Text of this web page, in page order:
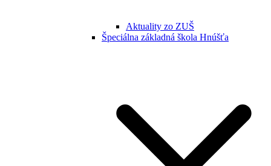
Aktuality zo ZUŠ
Špeciálna základná škola Hnúšťa